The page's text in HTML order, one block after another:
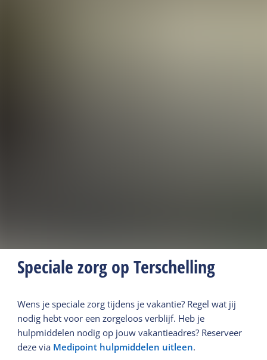
Speciale zorg op Terschelling
Wens je speciale zorg tijdens je vakantie? Regel wat jij
nodig hebt voor een zorgeloos verblijf. Heb je
hulpmiddelen nodig op jouw vakantieadres? Reserveer
deze via Medipoint hulpmiddelen uitleen.